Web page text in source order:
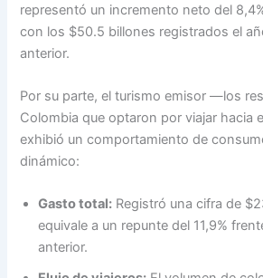
representó un incremento neto del
con los $50.5 billones registrados el
anterior.
Por su parte, el turismo emisor —los
Colombia que optaron por viajar hacia
exhibió un comportamiento de
dinámico:
Gasto total: Registró una cifra de
equivale a un repunte del 11,9%
anterior.